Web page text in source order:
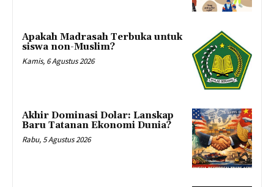
Apakah Madrasah Terbuka untuk
siswa non-Muslim?
Kamis, 6 Agustus 2026
Akhir Dominasi Dolar: Lanskap
Baru Tatanan Ekonomi Dunia?
Rabu, 5 Agustus 2026